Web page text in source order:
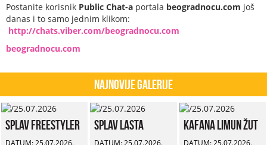
Postanite korisnik Public Chat-a portala beogradnocu.com još
danas i to samo jednim klikom:
http://chats.viber.com/beogradnocu.com
beogradnocu.com
Najnovije Galerije
Splav Freestyler Splav Lasta Kafana Limun Žut